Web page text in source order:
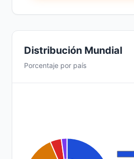
Distribución Mundial
Porcentaje por país